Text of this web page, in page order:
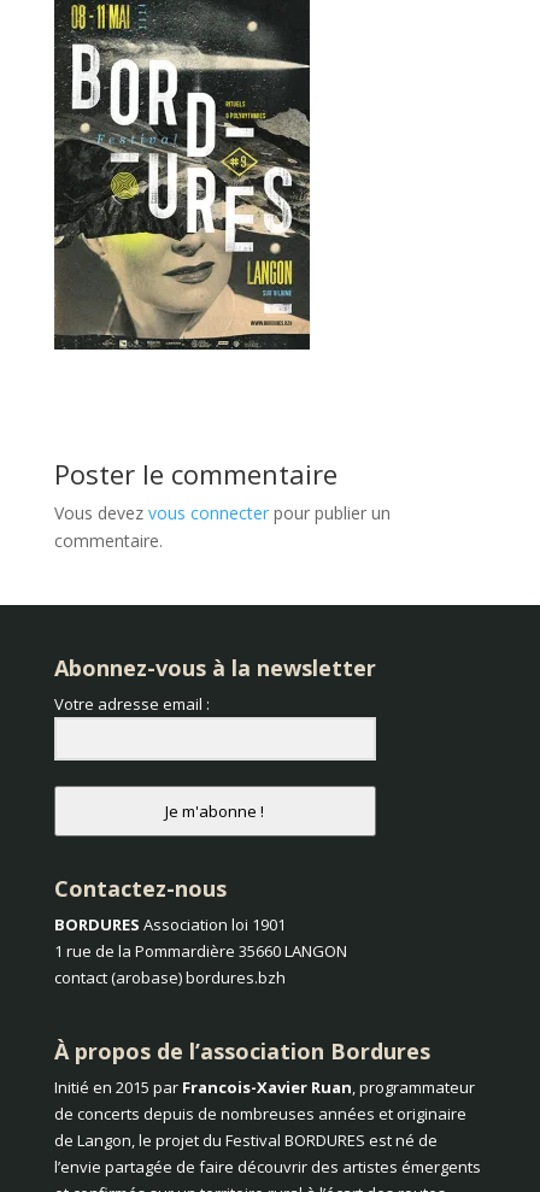
Poster le commentaire
Vous devez vous connecterpour publier un
commentaire.
Abonnez-vous à la newsletter
Votre adresse email :
Je m'abonne !
Contactez-nous
BORDURES Association loi 1901
1 rue de la Pommardière 35660 LANGON
contact (arobase) bordures.bzh
À propos de l’association Bordures
Initié en 2015 par Francois-Xavier Ruan, programmateur
de concerts depuis de nombreuses années et originaire
de Langon, le projet du Festival BORDURES est né de
l’envie partagée de faire découvrir des artistes émergents